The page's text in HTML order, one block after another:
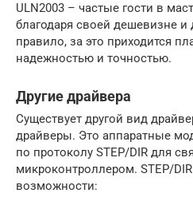
ULN2003 – частые гости в
благодаря своей дешевизне и
правило, за это приходится
надежностью и точностью.
Другие драйвера
Существует другой вид
драйверы. Это аппаратные
по протоколу STEP/DIR для
микроконтроллером. STEP/
возможности: